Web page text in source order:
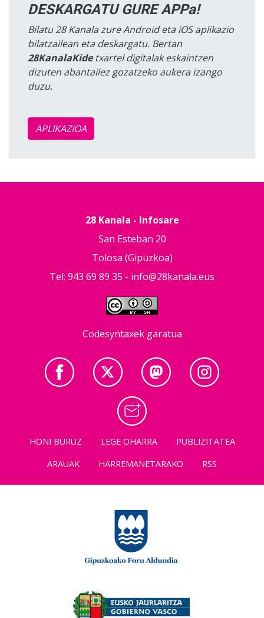
DESKARGATU GURE APPa!
Bilatu 28 Kanala zure Android eta iOS aplikazio
bilatzailean eta deskargatu. Bertan
28KanalaKidetxartel digitalak eskaintzen
dizuten abantailez gozatzeko aukera izango
duzu.
APLIKAZIOA
28 Kanala - Infosare
San Esteban 20
Tolosa (Gipuzkoa)
Tel: 943 69 89 35 - info@28kanala.eus
Codesyntaxek garatua
HONI BURUZ LEGE OHARRA
PUBLIZITATEA
ARAUAK
HARREMANETARAKO RSS